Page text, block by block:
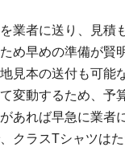
業者に送り、見積
め早めの準備が
見本の送付も可能
変動するため、予
あれば早急に業者
クラスTシャツは